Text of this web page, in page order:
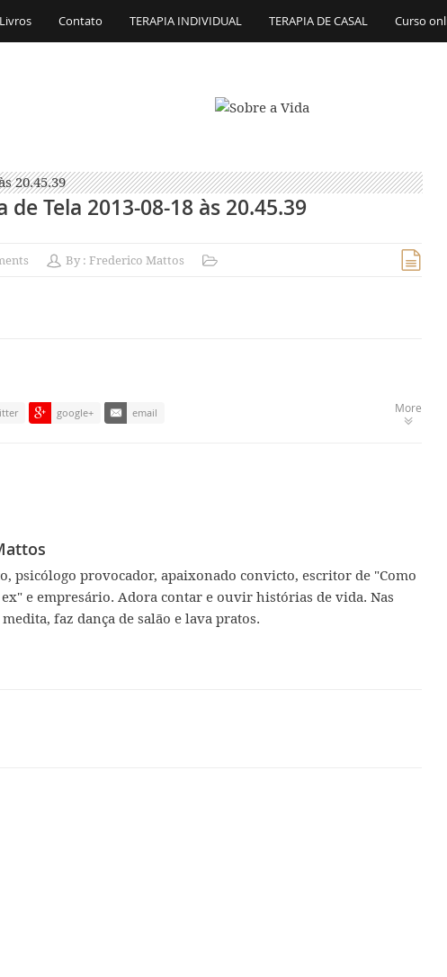
Livros Contato TERAPIA INDIVIDUAL TERAPIA DE CASAL Curso
de Tela 2013-08-18 às 20.45.39
By : Frederico Mattos
google+ email More
psicólogo provocador, apaixonado convicto, escritor de "Como
e empresário. Adora contar e ouvir histórias de vida. Nas
faz dança de salão e lava pratos.